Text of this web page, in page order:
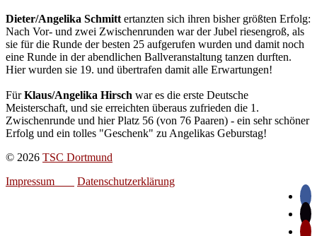
Dieter/Angelika Schmitt ertanzten sich ihren bisher größten Erfolg:
Nach Vor- und zwei Zwischenrunden war der Jubel riesengroß, als
sie für die Runde der besten 25 aufgerufen wurden und damit noch
eine Runde in der abendlichen Ballveranstaltung tanzen durften.
Hier wurden sie 19. und übertrafen damit alle Erwartungen!
FürKlaus/Angelika Hirsch war es die erste Deutsche
Meisterschaft, und sie erreichten überaus zufrieden die 1.
Zwischenrunde und hier Platz 56 (von 76 Paaren) - ein sehr schöner
Erfolg und ein tolles "Geschenk" zu Angelikas Geburstag!
© 2026 TSC Dortmund
Impressum
Datenschutzerklärung